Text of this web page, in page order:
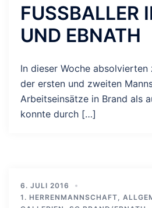
FUSSBALLER
ND EBNATH
In dieser Woche absolvierten
der ersten und zweiten
Arbeitseinsätze in Brand als
konnte durch […]
6. JULI 2016
1. HERRENMANNSCHAFT